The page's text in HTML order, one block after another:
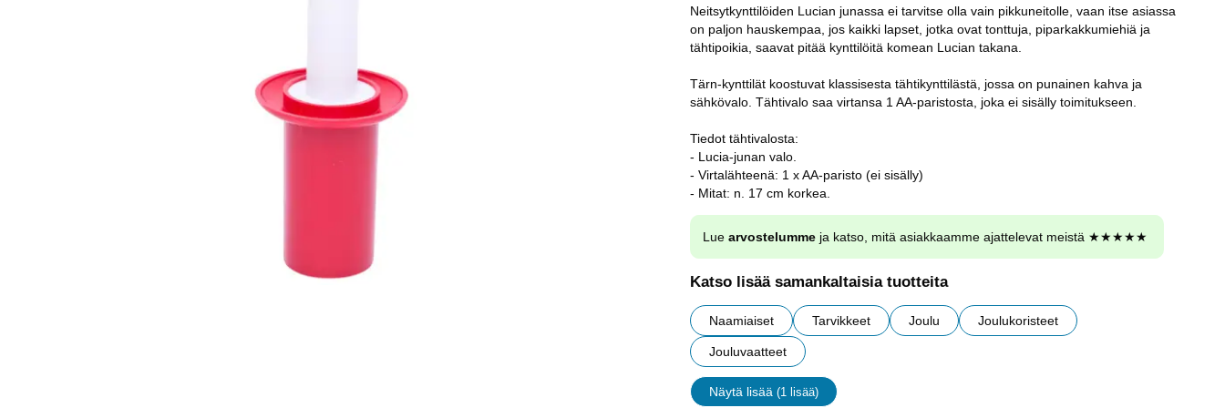
Neitsytkynttilöiden Lucian junassa ei tarvitse olla vain pikkuneitolle, vaan itse asiassa
on paljon hauskempaa, jos kaikki lapset, jotka ovat tonttuja, piparkakkumiehiä ja
tähtipoikia, saavat pitää kynttilöitä komean Lucian takana.
Tärn-kynttilät koostuvat klassisesta tähtikynttilästä, jossa on punainen kahva ja
sähkövalo. Tähtivalo saa virtansa 1 AA-paristosta, joka ei sisälly toimitukseen.
Tiedot tähtivalosta:
- Lucia-junan valo.
- Virtalähteenä: 1 x AA-paristo (ei sisälly)
- Mitat: n. 17 cm korkea.
Lue arvostelumme ja katso, mitä asiakkaamme ajattelevat meistä ★★★★★
Katso lisää samankaltaisia tuotteita
Naamiaiset Tarvikkeet Joulu Joulukoristeet
Jouluvaatteet
Näytä lisää (1 lisää)
ominaisuudet